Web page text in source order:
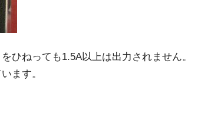
ひねっても1.5A以上は出力されません。
ます。